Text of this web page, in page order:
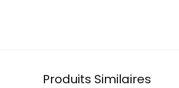
Produits Similaires